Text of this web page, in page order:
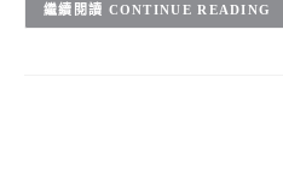
CONTINUE READING